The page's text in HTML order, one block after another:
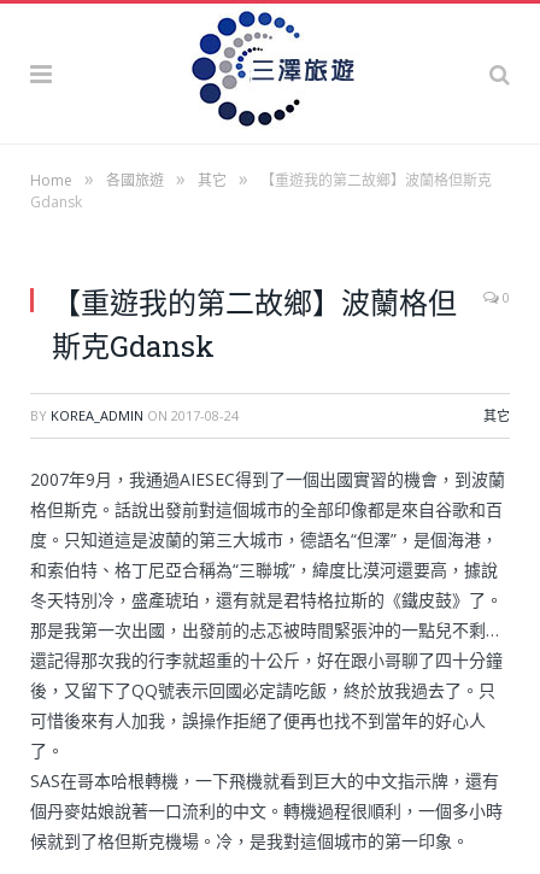
Home » 各國旅遊 » 其它 »
【重遊我的第二故鄉】波蘭格但斯克
Gdansk
【重遊我的第二故鄉】波蘭格但
斯克Gdansk
0
BY KOREA_ADMIN ON 2017-08-24 其它
2007年9月，我通過AIESEC得到了一個出國實習的機會，到波蘭
格但斯克。話說出發前對這個城市的全部印像都是來自谷歌和百
度。只知道這是波蘭的第三大城市，德語名“但澤”，是個海港，
和索伯特、格丁尼亞合稱為“三聯城”，緯度比漠河還要高，據說
冬天特別冷，盛產琥珀，還有就是君特格拉斯的《鐵皮鼓》了。
那是我第一次出國，出發前的忐忑被時間緊張沖的一點兒不剩…
還記得那次我的行李就超重的十公斤，好在跟小哥聊了四十分鐘
後，又留下了QQ號表示回國必定請吃飯，終於放我過去了。只
可惜後來有人加我，誤操作拒絕了便再也找不到當年的好心人
了。
SAS在哥本哈根轉機，一下飛機就看到巨大的中文指示牌，還有
個丹麥姑娘說著一口流利的中文。轉機過程很順利，一個多小時
候就到了格但斯克機場。冷，是我對這個城市的第一印象。